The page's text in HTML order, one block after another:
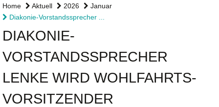
Home Aktuell 2026
Januar
Diakonie-Vorstandssprecher ...
DIAKONIE-
VORSTANDSSPRECHER
LENKE WIRD WOHLFAHRTS-
VORSITZENDER